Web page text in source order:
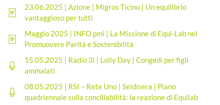
23.06.2025 | Azione | Migros Ticino | Un equilibrio
vantaggioso per tutti
Maggio 2025 | INFO pmi | La Missione di Equi-Lab nel
Promuovere Parità e Sostenibilità
15.05.2025 | Radio 3i | Lolly Day | Congedi per figli
ammalati
08.05.2025 | RSI – Rete Uno | Seidisera | Piano
quadriennale sulla conciliabilità: la reazione di Equilab